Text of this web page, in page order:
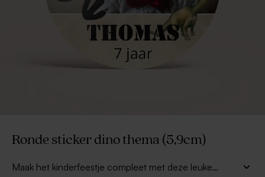
Ronde sticker dino thema (5,9cm)
Maak het kinderfeestje compleet met deze leuke